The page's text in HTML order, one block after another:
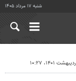
شنبه ۱۷ مرداد ۱۴۰۵